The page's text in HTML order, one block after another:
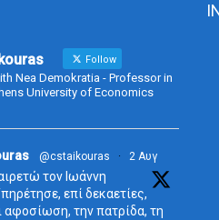
Follow
Nea Demokratia - Professor in
University of Economics
@cstaikouras · 2 Αυγ
τον Ιωάννη
επί δεκαετίες,
αφοσίωση, την πατρίδα, τη